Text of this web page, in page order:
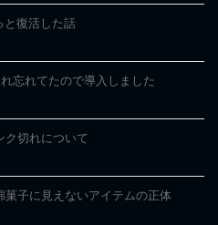
と復活した話
忘れてたので導入しました
ク切れについて
菓子に見えないアイテムの正体